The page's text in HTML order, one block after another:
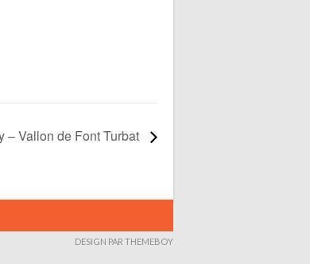
– Vallon de Font Turbat
DESIGN PAR THEMEBOY